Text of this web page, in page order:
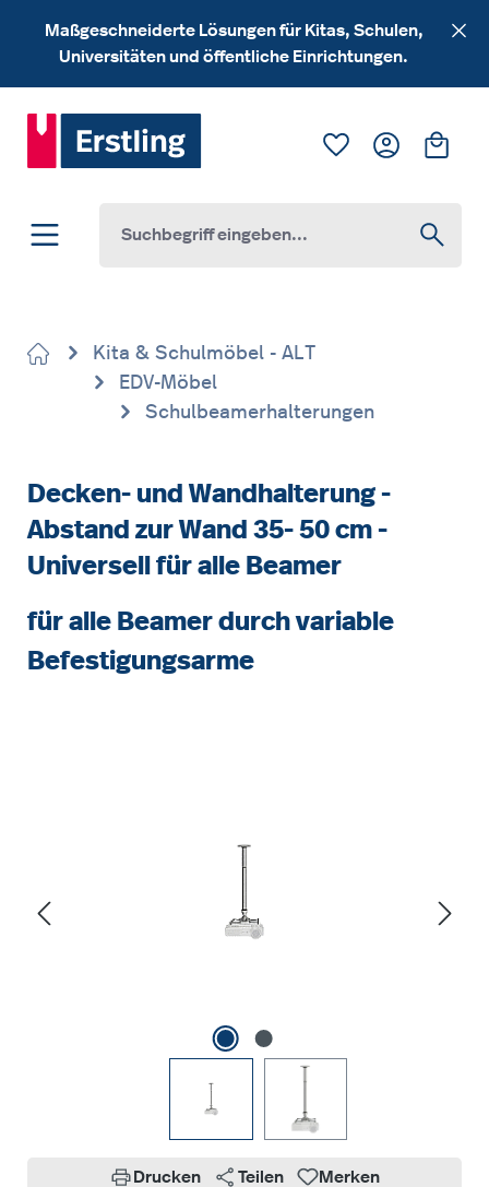
Zum Hauptinhalt springen
Maßgeschneiderte Lösungen für Kitas, Schulen,
Universitäten und öffentliche Einrichtungen.
Du hast 0
Kita & Schulmöbel - ALT
EDV-Möbel
Schulbeamerhalterungen
Decken- und Wandhalterung -
Abstand zur Wand 35- 50 cm -
Universell für alle Beamer
für alle Beamer durch variable
Befestigungsarme
Drucken Teilen Merken